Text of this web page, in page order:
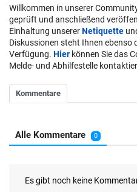
Willkommen in unserer
geprüft und anschließend
Einhaltung unsererNetiquette
Diskussionen steht Ihnen ebenso
Verfügung. Hier können Sie das
Melde- und Abhilfestelle